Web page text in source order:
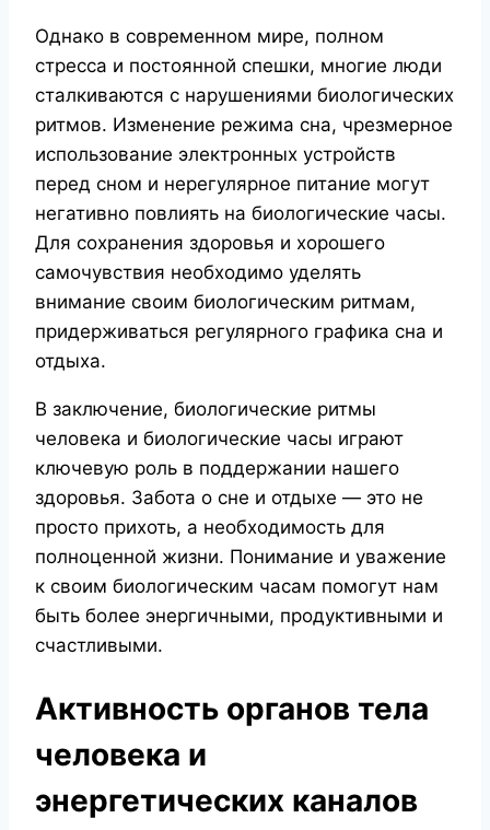
Однако в современном мире, полном
стресса и постоянной спешки, многие люди
сталкиваются с нарушениями биологических
ритмов. Изменение режима сна, чрезмерное
использование электронных устройств
перед сном и нерегулярное питание могут
негативно повлиять на биологические часы.
Для сохранения здоровья и хорошего
самочувствия необходимо уделять
внимание своим биологическим ритмам,
придерживаться регулярного графика сна и
отдыха.
В заключение, биологические ритмы
человека и биологические часы играют
ключевую роль в поддержании нашего
здоровья. Забота о сне и отдыхе — это не
просто прихоть, а необходимость для
полноценной жизни. Понимание и уважение
к своим биологическим часам помогут нам
быть более энергичными, продуктивными и
счастливыми.
Активность органов тела
человека и
энергетических каналов